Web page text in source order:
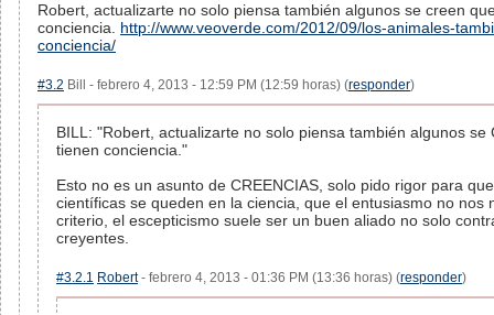
Robert, actualizarte no solo piensa también algunos se creen
conciencia. http://www.veoverde.com/2012/09/los-animales-
conciencia/
#3.2 Bill - febrero 4, 2013 - 12:59 PM (12:59 horas) (responder)
BILL: "Robert, actualizarte no solo piensa también algunos se
tienen conciencia."
Esto no es un asunto de CREENCIAS, solo pido rigor para
científicas se queden en la ciencia, que el entusiasmo no nos
criterio, el escepticismo suele ser un buen aliado no solo
creyentes.
#3.2.1 Robert- febrero 4, 2013 - 01:36 PM (13:36 horas) (responder)